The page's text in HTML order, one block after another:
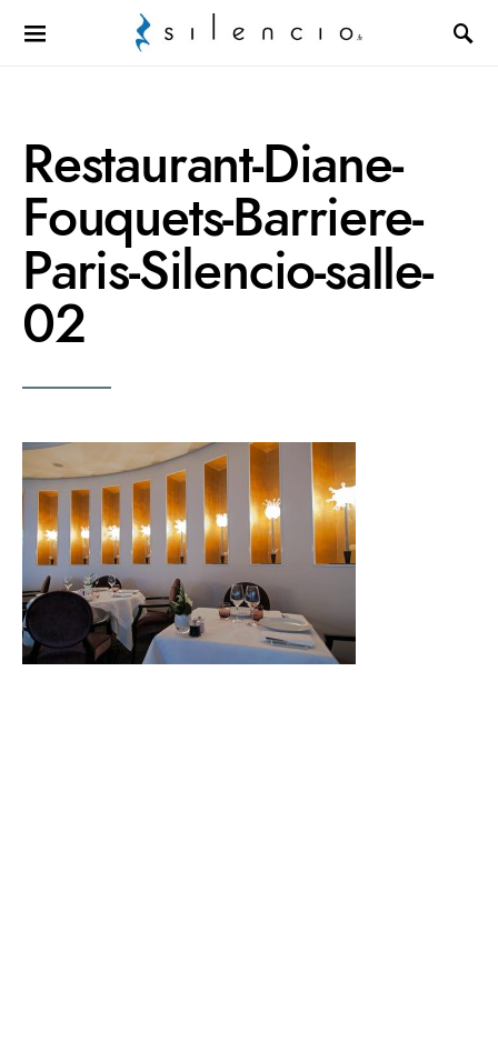
Search for:
Restaurant-Diane-
Fouquets-Barriere-
Paris-Silencio-salle-
02